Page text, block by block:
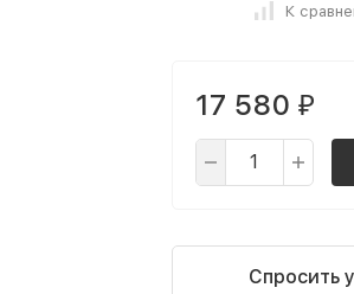
К
17 580 ₽
Спросить